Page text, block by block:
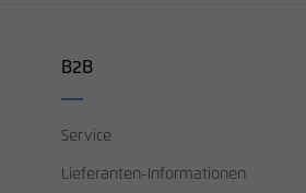
B2B
Service
Lieferanten-Informationen